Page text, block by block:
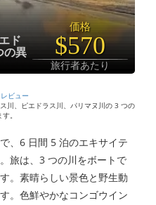
ド
の異
価格
$570
旅行者あたり
ビュー
川、ピエドラス川、パリマヌ川の 3 つの
。
、6 日間 5 泊のエキサイテ
旅は、3 つの川をボートで
。素晴らしい景色と野生動
。色鮮やかなコンゴウイン